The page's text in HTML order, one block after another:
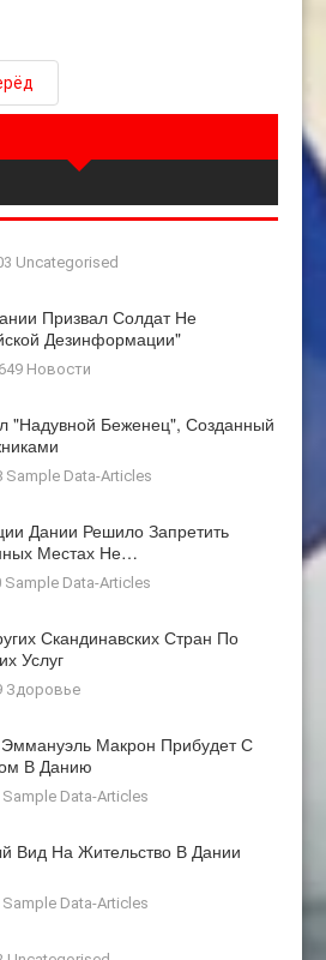
Uncategorised
Призвал Солдат Не
Дезинформации"
Новости
"Надувной Беженец", Созданный
Sample Data-Articles
Дании Решило Запретить
Местах Не…
Sample Data-Articles
Скандинавских Стран По
Услуг
Здоровье
Макрон Прибудет С
В Данию
Sample Data-Articles
Вид На Жительство В Дании
Sample Data-Articles